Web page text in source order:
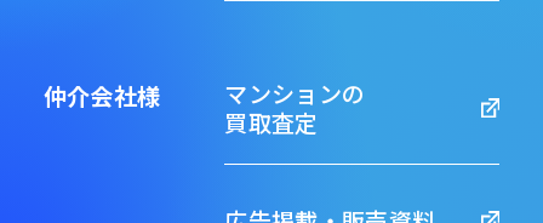
仲介会社様
マンションの
買取査定